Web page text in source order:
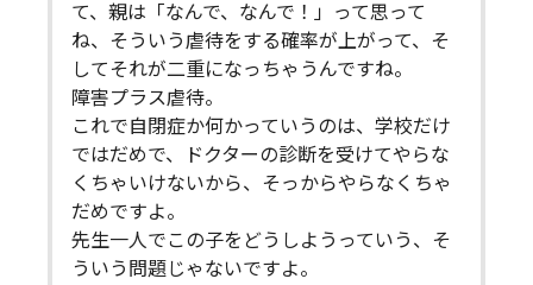
て、親は「なんで、なんで！」って思って
ね、そういう虐待をする確率が上がって、そ
してそれが二重になっちゃうんですね。
障害プラス虐待。
これで自閉症か何かっていうのは、学校だけ
ではだめで、ドクターの診断を受けてやらな
くちゃいけないから、そっからやらなくちゃ
だめですよ。
先生一人でこの子をどうしようっていう、そ
ういう問題じゃないですよ。